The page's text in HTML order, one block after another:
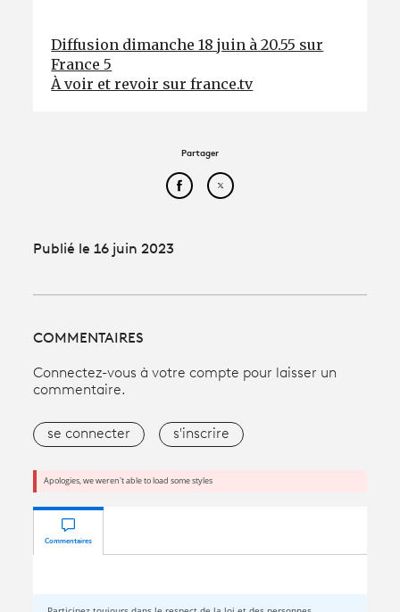
Diffusion dimanche 18 juin à 20.55 sur
France 5
À voir et revoir sur france.tv
Partager
Partager cet article sur
Partager cet article sur
Publié le 16 juin 2023
COMMENTAIRES
Connectez-vous à votre compte pour laisser un
commentaire.
se connecter s'inscrire